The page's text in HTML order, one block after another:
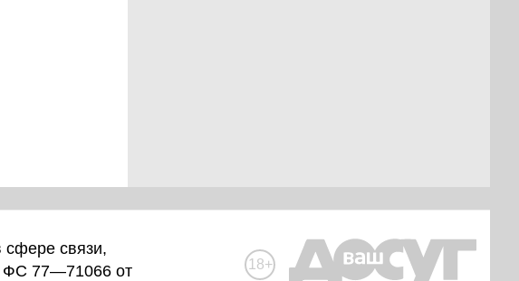
сфере связи,
ФС 77—71066 от
18+